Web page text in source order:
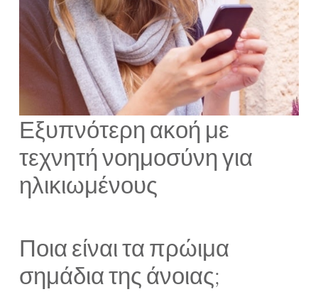
Εξυπνότερη ακοή με
τεχνητή νοημοσύνη για
ηλικιωμένους
Ποια είναι τα πρώιμα
σημάδια της άνοιας;